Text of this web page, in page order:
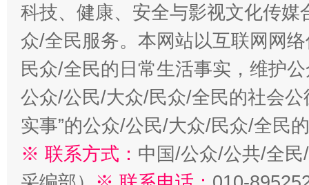
科技、健康、安全与影视文化传
众/全民服务。本网站以互联网网
民众/全民的日常生活事实，维护
公众/公民/大众/民众/全民的社会公
实事”的公众/公民/大众/民众/全民
※ 联系方式： 中国/公众/公共/全